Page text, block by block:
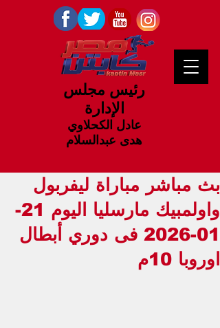
رئيس مجلس
الإدارة
عادل الكحلاوي
هدى عبدالسلام
بث مباشر مباراة ليفربول
واولمبيك مارسليا اليوم 21-
01-2026 فى دوري أبطال
اوروبا 10م